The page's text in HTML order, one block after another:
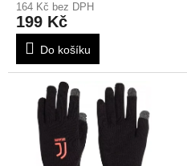
164 Kč bez DPH
199 Kč
Do košíku